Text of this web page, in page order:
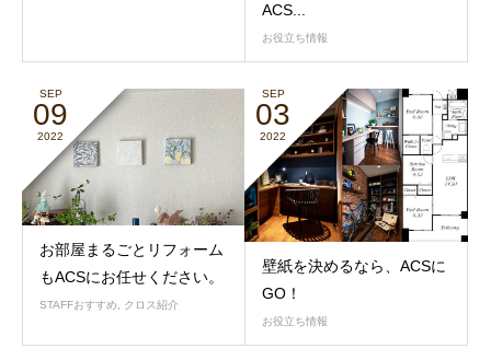
ACS...
お役立ち情報
SEP
09
2022
お部屋まるごとリフォーム
もACSにお任せください。
STAFFおすすめ クロス紹介
SEP
03
2022
壁紙を決めるなら、ACSに
GO！
お役立ち情報